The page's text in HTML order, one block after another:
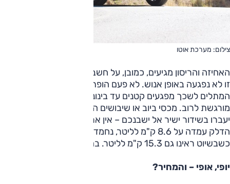
צילום: מערכת אוטו
האחיזה והריסון מגיעים, כמובן, על חשבון הנוחות, אך להפתעתנו
זו לא נפגעה באופן אנוש. לא פעם הופתענו לטובה מיכולת
המתלים לשכך מפגעים קטנים עד בינוניים, למרות שעבודתם
מורגשת לרוב. מכסי ביוב או שיבושים החורגים מדעת הישר, כבר
יעברו בשידור ישיר אל ישבנכם – אין ארוחות חינם... צריכת
הדלק עמדה על 8.6 ק"מ לליטר, נחמד בהתחשב בתנאי המבחן,
כשבשיוט ראינו גם 15.3 ק"מ לליטר. בהחלט סביר.
יופי, אופי – והמחיר?